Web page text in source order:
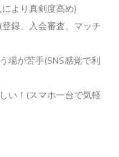
より真剣度高め)
録、入会審査、マッチ
場が苦手(SNS感覚で利
い！(スマホ一台で気軽